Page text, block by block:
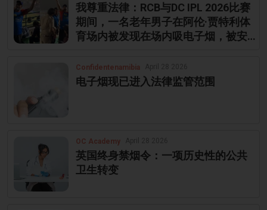
我尊重法律：RCB与DC IPL 2026比赛
期间，一名老年男子在阿伦·贾特利体
育场内被发现在场内吸电子烟，被安
Confidentenamibia
电子烟现已进入法律监管范围
OC Academy
英国终身禁烟令：一项历史性的公共
卫生转变